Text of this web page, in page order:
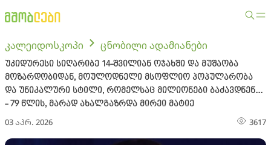
კალეიდოსკოპი ცნობილი ადამიანები
უკიდურესი სიღარიბე 14-შვილიან ოჯახში და მუშაობა
მოზარდობიდან, მოულოდნელი მსოფლიო პოპულარობა
და უნიკალური სტილი, რომელსაც მილიონები ბაძავდნენ...
- 79 წლის, მარად ახალგაზრდა მირეი მატიე
03 აპრ. 2026 3617